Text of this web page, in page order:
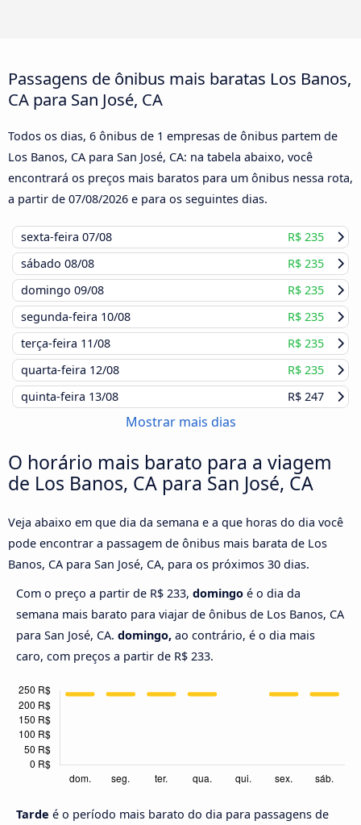
Passagens de ônibus mais baratas Los Banos,
CA para San José, CA
Todos os dias, 6 ônibus de 1 empresas de ônibus partem de
Los Banos, CA para San José, CA: na tabela abaixo, você
encontrará os preços mais baratos para um ônibus nessa rota,
a partir de 07/08/2026 e para os seguintes dias.
sexta-feira 07/08
R$ 235
sábado 08/08
R$ 235
domingo 09/08
R$ 235
segunda-feira 10/08
R$ 235
terça-feira 11/08
R$ 235
quarta-feira 12/08
R$ 235
quinta-feira 13/08 R$ 247
Mostrar mais dias
O horário mais barato para a viagem
de Los Banos, CA para San José, CA
Veja abaixo em que dia da semana e a que horas do dia você
pode encontrar a passagem de ônibus mais barata de Los
Banos, CA para San José, CA, para os próximos 30 dias.
Com o preço a partir de R$ 233, domingo é o dia da
semana mais barato para viajar de ônibus de Los Banos, CA
para San José, CA. domingo, ao contrário, é o dia mais
caro, com preços a partir de R$ 233.
Tarde é o período mais barato do dia para passagens de